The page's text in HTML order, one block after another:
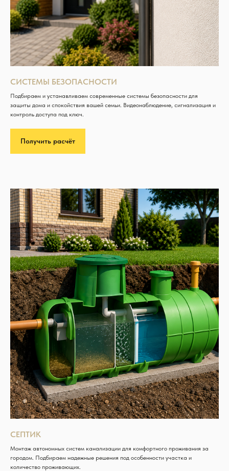
СИСТЕМЫ БЕЗОПАСНОСТИ
Подбираем и устанавливаем современные системы безопасности для
защиты дома и спокойствия вашей семьи. Видеонаблюдение, сигнализация и
контроль доступа под ключ.
Получить расчёт
СЕПТИК
Монтаж автономных систем канализации для комфортного проживания за
городом. Подбираем надежные решения под особенности участка и
количество проживающих.